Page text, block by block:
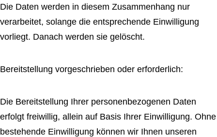
Die Daten werden in diesem Zusammenhang nur
verarbeitet, solange die entsprechende Einwilligung
vorliegt. Danach werden sie gelöscht.
Bereitstellung vorgeschrieben oder erforderlich:
Die Bereitstellung Ihrer personenbezogenen Daten
erfolgt freiwillig, allein auf Basis Ihrer Einwilligung. Ohne
bestehende Einwilligung können wir Ihnen unseren